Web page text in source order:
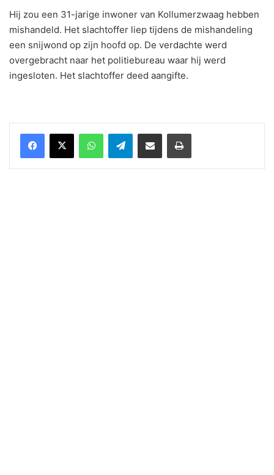
Hij zou een 31-jarige inwoner van Kollumerzwaag hebben
mishandeld. Het slachtoffer liep tijdens de mishandeling
een snijwond op zijn hoofd op. De verdachte werd
overgebracht naar het politiebureau waar hij werd
ingesloten. Het slachtoffer deed aangifte.
WhatsAppTelegramDelen via Email Print